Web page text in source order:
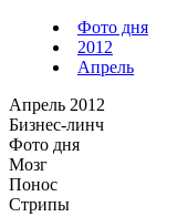
Фото дня
2012
Апрель
Апрель 2012
Бизнес-линч
Фото дня
Мозг
Понос
Стрипы